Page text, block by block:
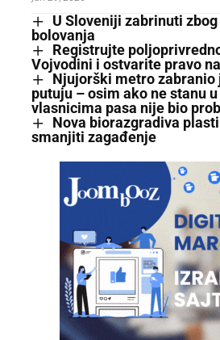
U Sloveniji zabrinuti
bolovanja
Registrujte
Vojvodini i ostvarite pravo
Njujorški metro zabranio
putuju – osim ako ne stanu
vlasnicima pasa nije bio
Nova biorazgradiva
smanjiti zagađenje